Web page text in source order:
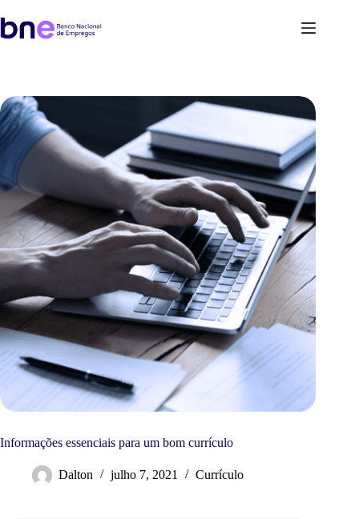
Informações essenciais para um bom currículo
Dalton julho 7, 2021 Currículo